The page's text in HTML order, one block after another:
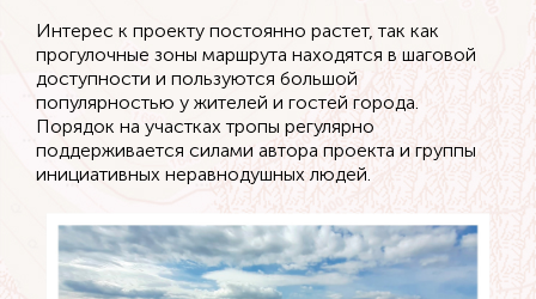
Интерес к проекту постоянно растет, так как
прогулочные зоны маршрута находятся в шаговой
доступности и пользуются большой
популярностью у жителей и гостей города.
Порядок на участках тропы регулярно
поддерживается силами автора проекта и группы
инициативных неравнодушных людей.